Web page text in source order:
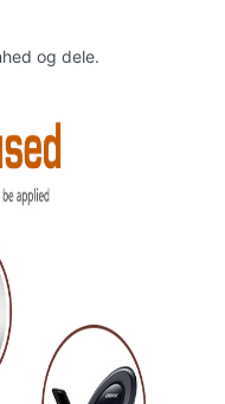
og dele.